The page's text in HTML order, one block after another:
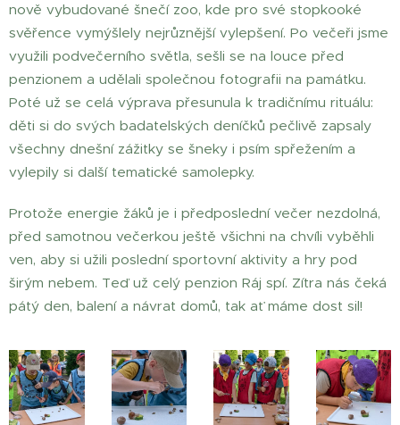
nově vybudované šnečí zoo, kde pro své stopkooké
svěřence vymýšlely nejrůznější vylepšení. Po večeři jsme
využili podvečerního světla, sešli se na louce před
penzionem a udělali společnou fotografii na památku.
Poté už se celá výprava přesunula k tradičnímu rituálu:
děti si do svých badatelských deníčků pečlivě zapsaly
všechny dnešní zážitky se šneky i psím spřežením a
vylepily si další tematické samolepky.
Protože energie žáků je i předposlední večer nezdolná,
před samotnou večerkou ještě všichni na chvíli vyběhli
ven, aby si užili poslední sportovní aktivity a hry pod
širým nebem. Teď už celý penzion Ráj spí. Zítra nás čeká
pátý den, balení a návrat domů, tak ať máme dost sil!